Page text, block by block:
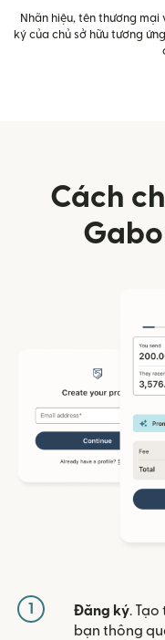
Nhãn hiệu, tên thương
ký của chủ sở hữu tương
Cách
1 Đăng ký.
bạn thông